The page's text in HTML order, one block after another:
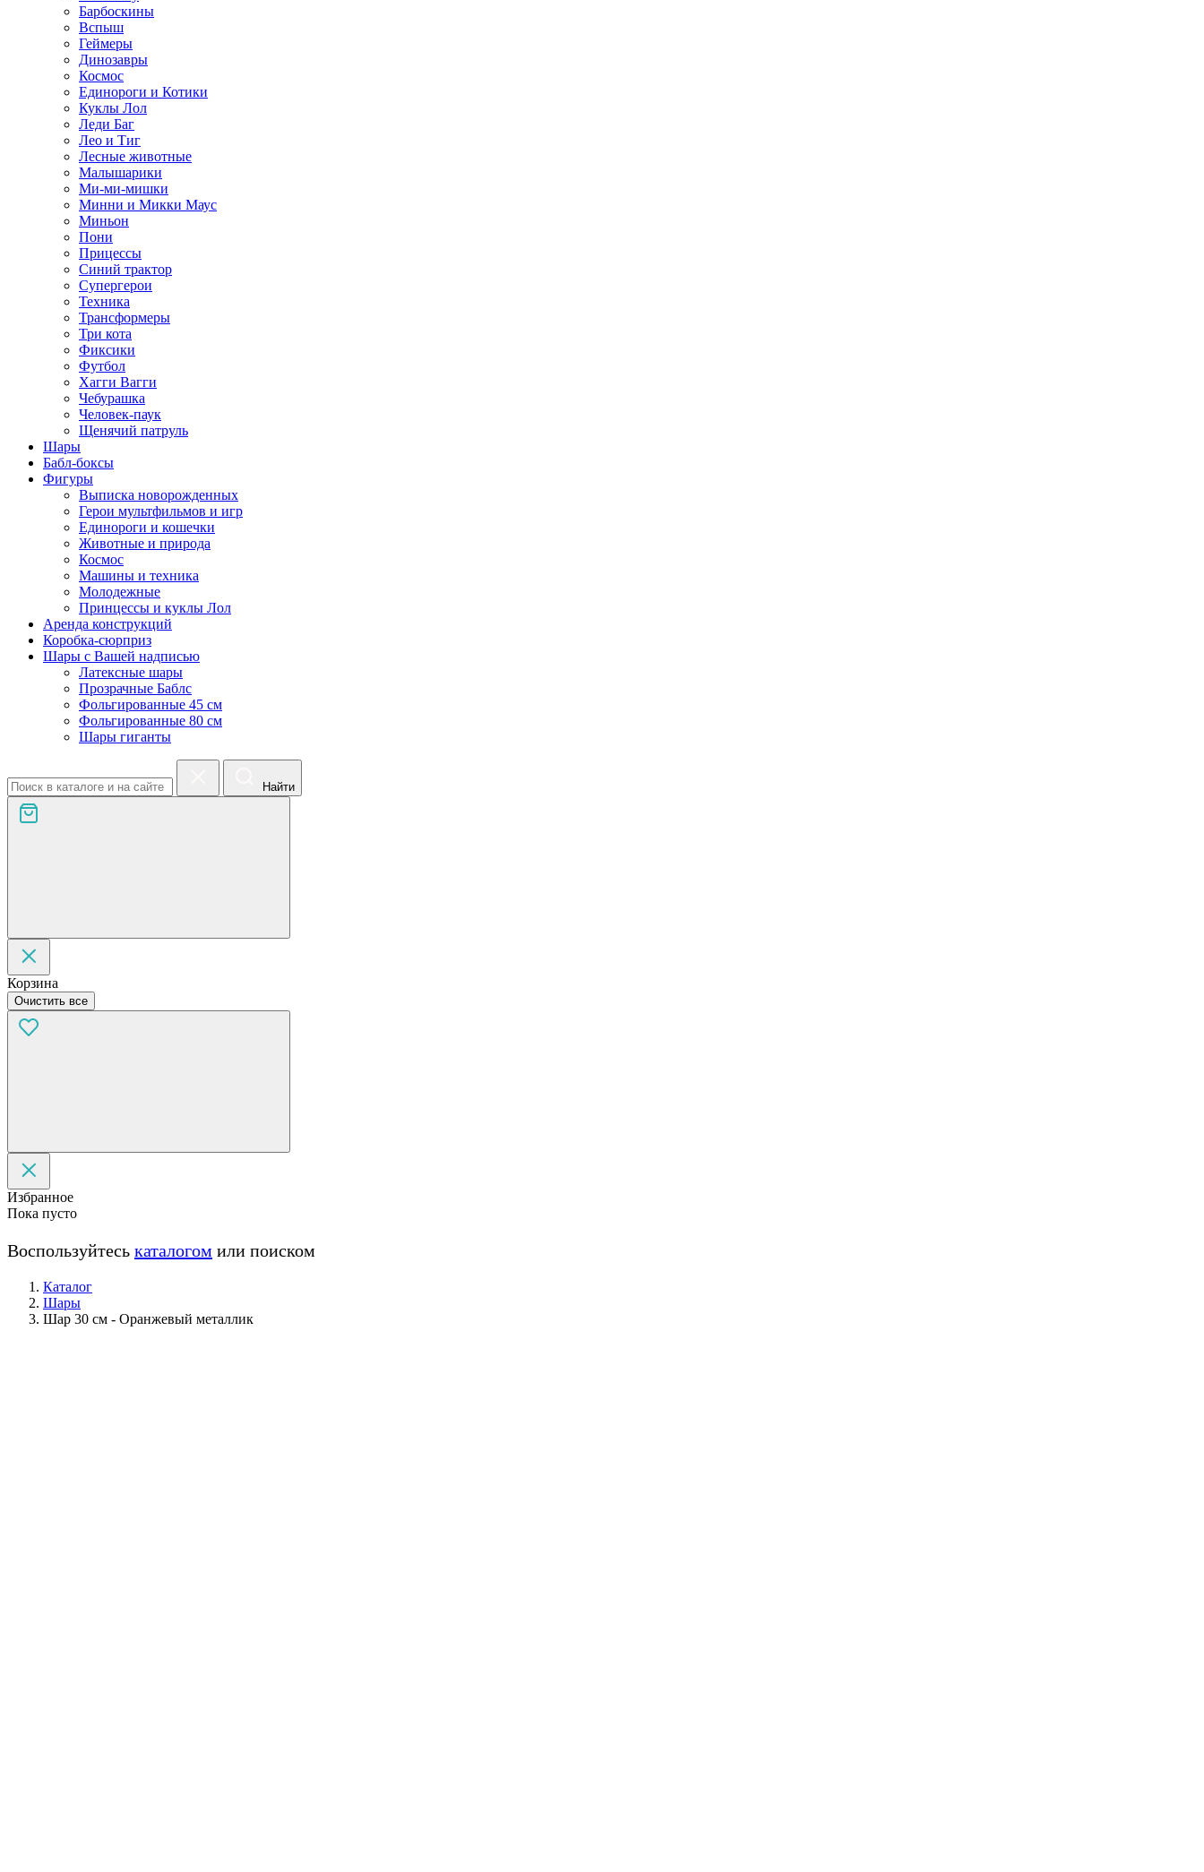
Барбоскины
Вспыш
Геймеры
Динозавры
Космос
Единороги и Котики
Куклы Лол
Леди Баг
Лео и Тиг
Лесные животные
Малышарики
Ми-ми-мишки
Минни и Микки Маус
Миньон
Пони
Прицессы
Синий трактор
Супергерои
Техника
Трансформеры
Три кота
Фиксики
Футбол
Хагги Вагги
Чебурашка
Человек-паук
Щенячий патруль
Шары
Бабл-боксы
Фигуры
Выписка новорожденных
Герои мультфильмов и игр
Единороги и кошечки
Животные и природа
Космос
Машины и техника
Молодежные
Принцессы и куклы Лол
Аренда конструкций
Коробка-сюрприз
Шары с Вашей надписью
Латексные шары
Прозрачные Баблс
Фольгированные 45 см
Фольгированные 80 см
Шары гиганты
Найти
Корзина
Очистить все
Избранное
Пока пусто
Воспользуйтесь каталогом или поиском
Каталог
Шары
Шар 30 см - Оранжевый металлик